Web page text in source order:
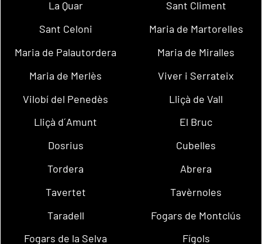
La Quar
Sant Climent
Sant Celoni
Maria de Martorelles
Maria de Palautordera
Maria de Miralles
Maria de Merlès
Viver i Serrateix
Vilobí del Penedès
Lliçà de Vall
Lliçà d´Amunt
El Bruc
Dosrius
Cubelles
Tordera
Abrera
Tavertet
Tavèrnoles
Taradell
Fogars de Montclús
Fogars de la Selva
Fígols